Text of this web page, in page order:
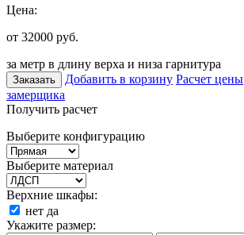
Цена:
от 32000 руб.
за метр в длину верха и низа гарнитура
Заказать Добавить в корзину Расчет цены
замерщика
Получить расчет
Выберите конфигурацию
Выберите материал
Верхние шкафы:
нет да
Укажите размер: